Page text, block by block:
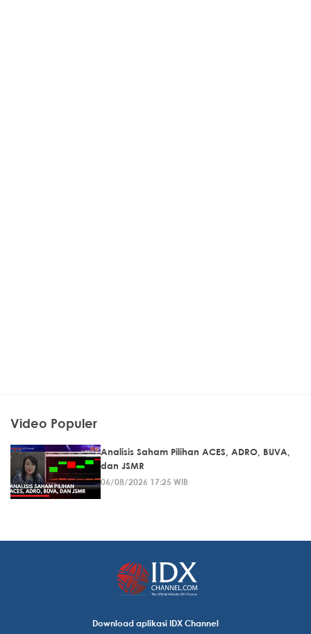
Video Populer
Analisis Saham Pilihan ACES, ADRO, BUVA,
dan JSMR
06/08/2026 17:25 WIB
Download aplikasi IDX Channel